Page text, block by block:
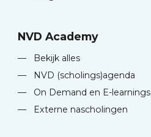
NVD Academy
—
Bekijk alles
—
NVD (scholings)agenda
—
On Demand en E-learnings
—
Externe nascholingen